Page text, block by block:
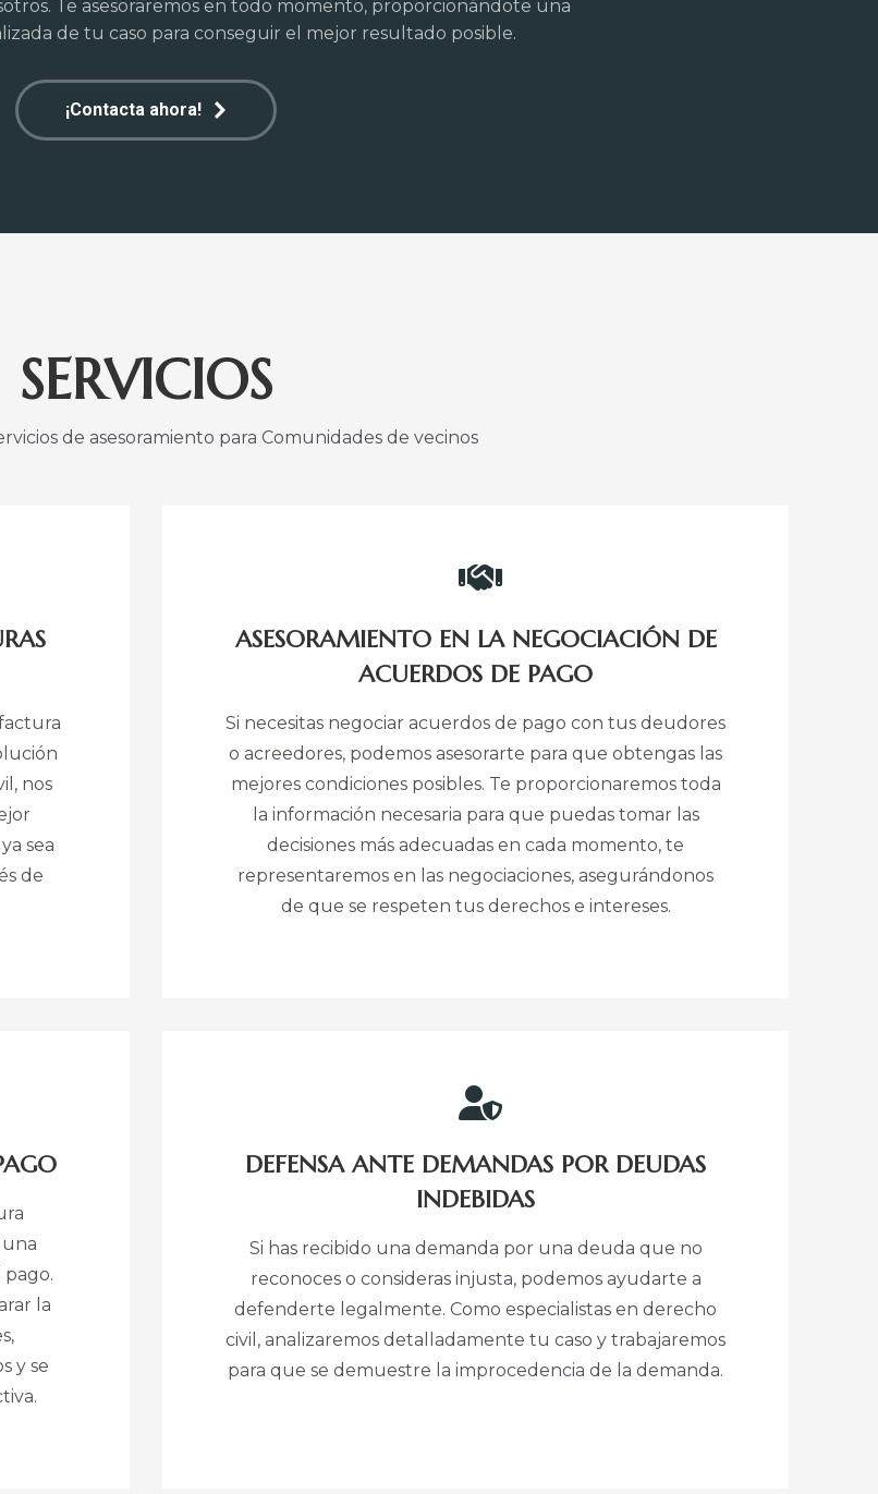
Te asesoraremos en todo momento, proporcionándote una
de tu caso para conseguir el mejor resultado posible.
¡Contacta ahora!
SERVICIOS
de asesoramiento para Comunidades de vecinos
nos
sea
de
ASESORAMIENTO EN LA NEGOCIACIÓN DE
ACUERDOS DE PAGO
Si necesitas negociar acuerdos de pago con tus deudores
o acreedores, podemos asesorarte para que obtengas las
mejores condiciones posibles. Te proporcionaremos toda
la información necesaria para que puedas tomar las
decisiones más adecuadas en cada momento, te
representaremos en las negociaciones, asegurándonos
de que se respeten tus derechos e intereses.
la
y se
DEFENSA ANTE DEMANDAS POR DEUDAS
INDEBIDAS
Si has recibido una demanda por una deuda que no
reconoces o consideras injusta, podemos ayudarte a
defenderte legalmente. Como especialistas en derecho
civil, analizaremos detalladamente tu caso y trabajaremos
para que se demuestre la improcedencia de la demanda.